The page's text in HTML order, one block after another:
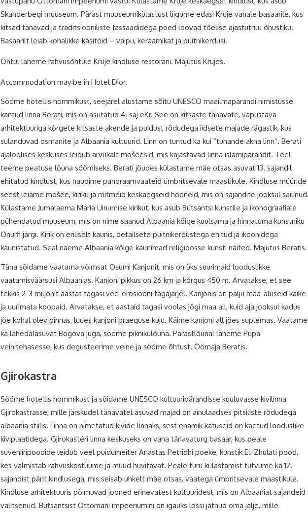
Skanderbegi muuseum. Pärast muuseumikülastust liigume edasi Kruje vanale basaarile, kus
kitsad tänavad ja traditsiooniliste fassaadidega poed loovad tõelise ajastutruu õhustiku.
Basaarilt leiab kohalikke käsitöid – vaipu, keraamikat ja puitnikerdusi.
Õhtul läheme rahvusõhtule Kruje kindluse restorani. Majutus Krujes.
Accommodation may be in Hotel Dior.
Sööme hotellis hommikust, seejärel alustame sõitu UNESCO maailmapärandi nimistusse
kantud linna Berati, mis on asutatud 4. saj eKr. See on kitsaste tänavate, vapustava
arhitektuuriga kõrgete kitsaste akende ja puidust rõdudega iidsete majade rägastik, kus
sulanduvad osmanite ja Albaania kultuurid. Linn on tuntud ka kui “tuhande akna linn”. Berati
ajaloolises keskuses leidub arvukalt mošeesid, mis kajastavad linna islamipärandit. Teel
teeme peatuse lõuna söömiseks. Berati jõudes külastame mäe otsas asuvat 13. sajandil
ehitatud kindlust, kus naudime panoraamvaateid ümbritsevale maastikule. Kindluse müüride
seest leiame mošee, kiriku ja mitmeid keskaegseid hooneid, mis on sajandite jooksul säilinud.
Külastame Jumalaema Maria Uinumise kirikut, kus asub Bütsantsi kunstile ja ikonograafiale
pühendatud muuseum, mis on nime saanud Albaania kõige kuulsama ja hinnatuma kunstniku
Onurfi järgi. Kirik on eriliselt kaunis, detailsete puitnikerdustega ehitud ja ikoonidega
kaunistatud. Seal näeme Albaania kõige kaunimad religioosse kunsti näited. Majutus Beratis.
Täna sõidame vaatama võimsat Osumi Kanjonit, mis on üks suurimaid looduslikke
vaatamisväärsusi Albaanias. Kanjoni pikkus on 26 km ja kõrgus 450 m. Arvatakse, et see
tekkis 2-3 miljonit aastat tagasi vee-erosiooni tagajärjel. Kanjonis on palju maa-aluseid käike
ja uurimata koopaid. Arvatakse, et aastaid tagasi voolas jõgi maa all, kuid aja jooksul kadus
jõe kohal olev pinnas, luues kanjoni praeguse kuju. Käime kanjoni all jões suplemas. Vaatame
ka lähedalasuvat Bogova juga, sööme piknikulõuna. Pärastlõunal läheme Pupa
veinitehasesse, kus degusteerime veine ja sööme õhtust. Öömaja Beratis.
Gjirokastra
Sööme hotellis hommikust ja sõidame UNESCO kultuuripärandisse kuuluvasse kivilinna
Gjirokastrasse, mille järskudel tänavatel asuvad majad on ainulaadses pitsiliste rõdudega
albaania stiilis. Linna on nimetatud kivide linnaks, sest enamik katuseid on kaetud looduslike
kiviplaatidega. Gjirokastëri linna keskuseks on vana tänavaturg basaar, kus peale
suveniiripoodide leidub veel puidumeiter Anastas Petridhi poeke, kunstik Eli Zhulati pood,
kes valmistab rahvuskostüüme ja muud huvitavat. Peale turu külastamist tutvume ka 12.
sajandist pärit kindlusega, mis seisab uhkelt mäe otsas, vaatega ümbritsevale maastikule.
Kindluse arhitektuuris põimuvad jooned erinevatest kultuuridest, mis on Albaaniat sajandeid
valitsenud. Bütsantsist Ottomani impeeriumini on igaüks lossi jätnud oma jälje, mille